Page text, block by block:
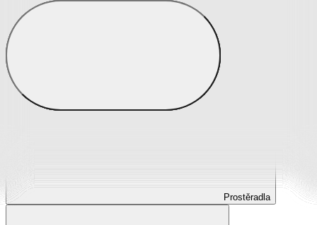
Prostěradla
Prostěradla